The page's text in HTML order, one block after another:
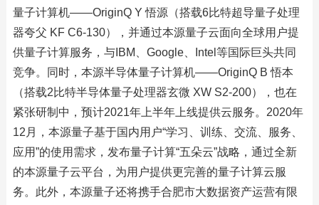
量子计算机——OriginQ Y 悟源（搭载6比特超导量子处理
器夸父 KF C6-130），并通过本源量子云面向全球用户提
供量子计算服务，与IBM、Google、Intel等国际巨头共同
竞争。同时，本源半导体量子计算机——OriginQ B 悟本
（搭载2比特半导体量子处理器玄微 XW S2-200），也在
紧张研制中，预计2021年上半年上线提供云服务。2020年
12月，本源量子基于国内用户“学习、训练、交流、服务、
应用”的使用需求，发布量子计算“五朵云”战略，通过全新
的本源量子云平台，为用户提供更完善的量子计算云服
务。此外，本源量子还将携手合肥市大数据资产运营有限